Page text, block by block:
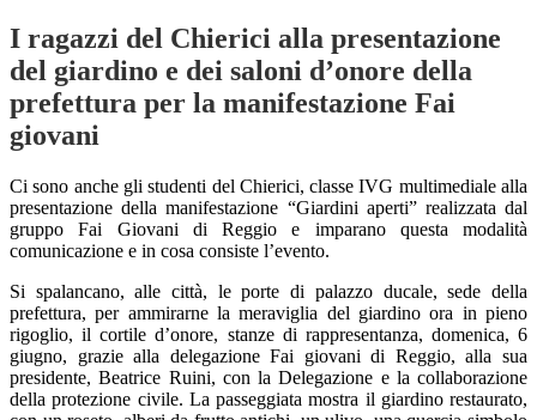
I ragazzi del Chierici alla presentazione
del giardino e dei saloni d’onore della
prefettura per la manifestazione Fai
giovani
Ci sono anche gli studenti del Chierici, classe IVG multimediale alla
presentazione della manifestazione “Giardini aperti” realizzata dal
gruppo Fai Giovani di Reggio e imparano questa modalità
comunicazione e in cosa consiste l’evento.
Si spalancano, alle città, le porte di palazzo ducale, sede della
prefettura, per ammirarne la meraviglia del giardino ora in pieno
rigoglio, il cortile d’onore, stanze di rappresentanza, domenica, 6
giugno, grazie alla delegazione Fai giovani di Reggio, alla sua
presidente, Beatrice Ruini, con la Delegazione e la collaborazione
della protezione civile. La passeggiata mostra il giardino restaurato,